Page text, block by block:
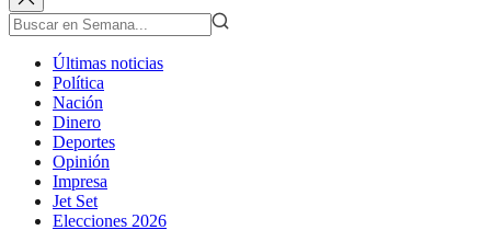
Últimas noticias
Política
Nación
Dinero
Deportes
Opinión
Impresa
Jet Set
Elecciones 2026